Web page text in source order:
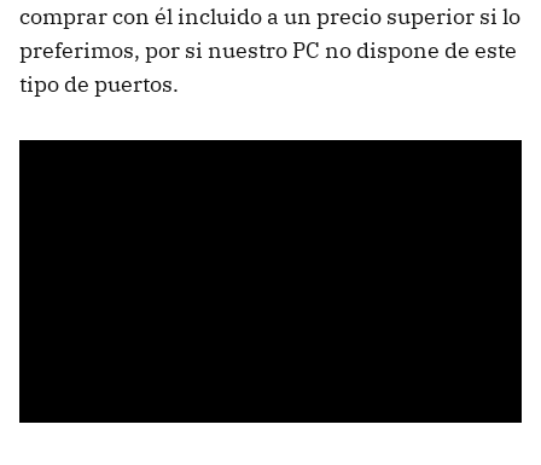
comprar con él incluido a un precio superior si lo
preferimos, por si nuestro PC no dispone de este
tipo de puertos.